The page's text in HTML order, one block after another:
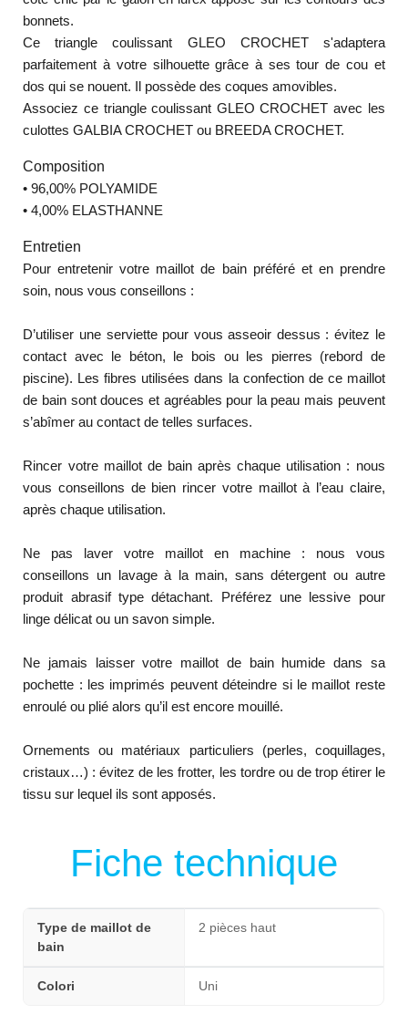
bonnets.
Ce triangle coulissant GLEO CROCHET s'adaptera
parfaitement à votre silhouette grâce à ses tour de cou et
dos qui se nouent. Il possède des coques amovibles.
Associez ce triangle coulissant GLEO CROCHET avec les
culottes GALBIA CROCHET ou BREEDA CROCHET.
Composition
• 96,00% POLYAMIDE
• 4,00% ELASTHANNE
Entretien
Pour entretenir votre maillot de bain préféré et en prendre
soin, nous vous conseillons :
D’utiliser une serviette pour vous asseoir dessus : évitez le
contact avec le béton, le bois ou les pierres (rebord de
piscine). Les fibres utilisées dans la confection de ce maillot
de bain sont douces et agréables pour la peau mais peuvent
s’abîmer au contact de telles surfaces.
Rincer votre maillot de bain après chaque utilisation : nous
vous conseillons de bien rincer votre maillot à l’eau claire,
après chaque utilisation.
Ne pas laver votre maillot en machine : nous vous
conseillons un lavage à la main, sans détergent ou autre
produit abrasif type détachant. Préférez une lessive pour
linge délicat ou un savon simple.
Ne jamais laisser votre maillot de bain humide dans sa
pochette : les imprimés peuvent déteindre si le maillot reste
enroulé ou plié alors qu’il est encore mouillé.
Ornements ou matériaux particuliers (perles, coquillages,
cristaux…) : évitez de les frotter, les tordre ou de trop étirer le
tissu sur lequel ils sont apposés.
Fiche technique
Type de maillot de
bain
2 pièces haut
Colori Uni